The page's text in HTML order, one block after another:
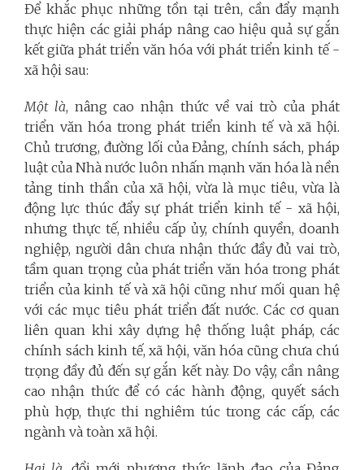
Để khắc phục những tồn tại trên, cần đẩy mạnh
thực hiện các giải pháp nâng cao hiệu quả sự gắn
kết giữa phát triển văn hóa với phát triển kinh tế -
xã hội sau:
Một là, nâng cao nhận thức về vai trò của phát
triển văn hóa trong phát triển kinh tế và xã hội.
Chủ trương, đường lối của Đảng, chính sách, pháp
luật của Nhà nước luôn nhấn mạnh văn hóa là nền
tảng tinh thần của xã hội, vừa là mục tiêu, vừa là
động lực thúc đẩy sự phát triển kinh tế - xã hội,
nhưng thực tế, nhiều cấp ủy, chính quyền, doanh
nghiệp, người dân chưa nhận thức đầy đủ vai trò,
tầm quan trọng của phát triển văn hóa trong phát
triển của kinh tế và xã hội cũng như mối quan hệ
với các mục tiêu phát triển đất nước. Các cơ quan
liên quan khi xây dựng hệ thống luật pháp, các
chính sách kinh tế, xã hội, văn hóa cũng chưa chú
trọng đầy đủ đến sự gắn kết này. Do vậy, cần nâng
cao nhận thức để có các hành động, quyết sách
phù hợp, thực thi nghiêm túc trong các cấp, các
ngành và toàn xã hội.